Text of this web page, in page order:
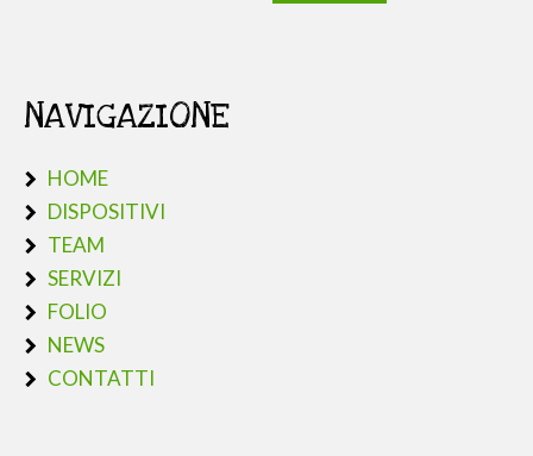
NAVIGAZIONE
HOME
DISPOSITIVI
TEAM
SERVIZI
FOLIO
NEWS
CONTATTI